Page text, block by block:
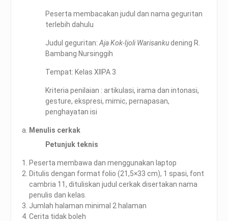
Peserta membacakan judul dan nama geguritan
terlebih dahulu
Judul geguritan:Aja Kok-Ijoli Warisankudening R.
Bambang Nursinggih
Tempat: Kelas XIIPA 3
Kriteria penilaian : artikulasi, irama dan intonasi,
gesture, ekspresi, mimic, pernapasan,
penghayatan isi
Menulis cerkak
Petunjuk teknis
Peserta membawa dan menggunakan laptop
Ditulis dengan format folio (21,5×33 cm), 1 spasi, font
cambria 11, dituliskan judul cerkak disertakan nama
penulis dan kelas.
Jumlah halaman minimal 2 halaman
Cerita tidak boleh